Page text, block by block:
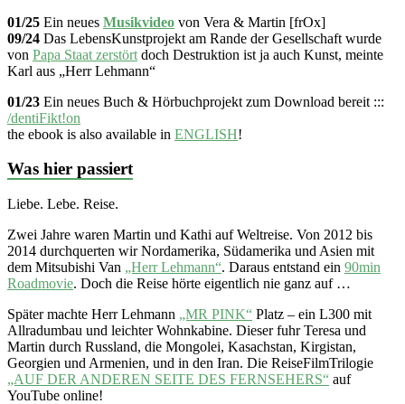
01/25 Ein neues Musikvideo von Vera & Martin [frOx]
09/24 Das LebensKunstprojekt am Rande der Gesellschaft wurde
von Papa Staat zerstört doch Destruktion ist ja auch Kunst, meinte
Karl aus „Herr Lehmann“
01/23 Ein neues Buch & Hörbuchprojekt zum Download bereit :::
/dentiFikt!on
the ebook is also available in ENGLISH!
Was hier passiert
Liebe. Lebe. Reise.
Zwei Jahre waren Martin und Kathi auf Weltreise. Von 2012 bis
2014 durchquerten wir Nordamerika, Südamerika und Asien mit
dem Mitsubishi Van „Herr Lehmann“. Daraus entstand ein 90min
Roadmovie. Doch die Reise hörte eigentlich nie ganz auf …
Später machte Herr Lehmann „MR PINK“ Platz – ein L300 mit
Allradumbau und leichter Wohnkabine. Dieser fuhr Teresa und
Martin durch Russland, die Mongolei, Kasachstan, Kirgistan,
Georgien und Armenien, und in den Iran. Die ReiseFilmTrilogie
„AUF DER ANDEREN SEITE DES FERNSEHERS“ auf
YouTube online!